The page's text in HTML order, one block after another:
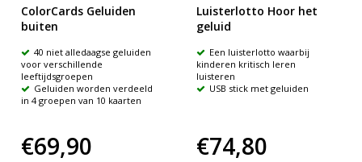
ColorCards Geluiden
buiten
40 niet alledaagse geluiden
voor verschillende
leeftijdsgroepen
Geluiden worden verdeeld
in 4 groepen van 10 kaarten
€69,90
Luisterlotto Hoor het
geluid
Een luisterlotto waarbij
kinderen kritisch leren
luisteren
USB stick met geluiden
€74,80